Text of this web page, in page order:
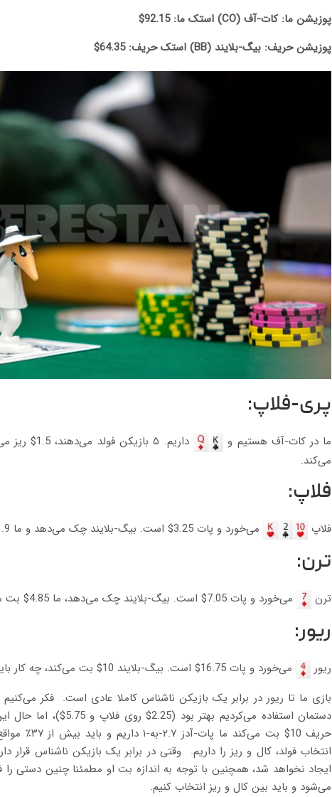
پوزیشن ما: کات-آف (CO) استک ما:‌ 92.15$
پوزیشن حریف: بیگ-بلایند (BB) استک حریف: 64.35$
پری-فلاپ:
ما در کات-آف هستیم و
می‌کند.
فلاپ:
فلاپ می‌خورد و پات 3.25$ است. بیگ-بلایند چک می‌دهد و ما 1.9$ بت می‌کنیم، حریف کال می‌کند.
ترن:
ترن می‌خورد و پات 7.05$ است. بیگ-بلایند چک می‌دهد، ما 4.85$ بت می‌کنیم و حریف کال می‌کند.
ریور:
ریور
می‌خورد و پات 16.75$ است. بیگ-بلایند 10$ بت می‌کند، چه کار باید کرد؟
بازی ما تا ریور در برابر یک بازیکن ناشناس کاملا عادی است. فکر
دستمان استفاده می‌کردیم
انتخاب فولد، کال و ریز را داریم. وقتی در برابر یک بازیکن ناشناس قرار
ایجاد نخواهد شد، همچنین با توجه به اندازه بت او مطمئنا چنین دستی
می‌شود و باید بین کال و ریز انتخاب کنیم.